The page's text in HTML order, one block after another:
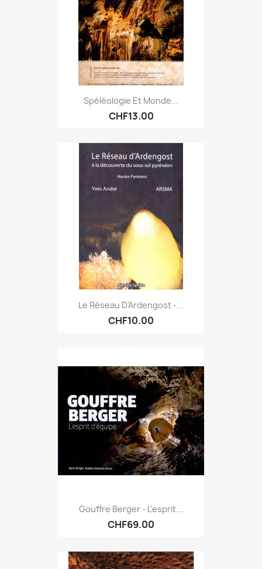
Spéléologie Et Monde...
CHF13.00
Le Réseau D'Ardengost -...
CHF10.00
Gouffre Berger - L'esprit...
CHF69.00